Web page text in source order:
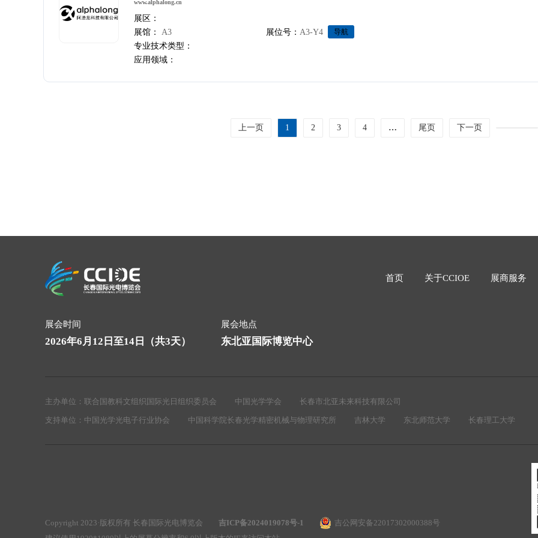
www.alphalong.cn
展区：
展馆：
A3 展位号： A3-Y4 导航
专业技术类型：
应用领域：
上一页 1 2 3 4 … 尾页 下一页
首页 关于CCIOE 展商服务
展会时间
2026年6月12日至14日（共3天）
展会地点
东北亚国际博览中心
主办单位： 联合国教科文组织国际光日组织委员会 中国光学学会 长春市北亚未来科技有限公司
支持单位： 中国光学光电子行业协会 中国科学院长春光学精密机械与物理研究所 吉林大学 东北师范大学 长春理工大学
Copyright 2023·版权所有 长春国际光电博览会 吉ICP备2024019078号-1
吉公网安备22017302000388号